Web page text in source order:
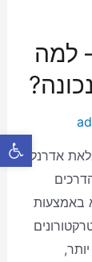
טרקטורונים יד 2 – למה
אדרנלין,
באמצעות
יותר,
פתח